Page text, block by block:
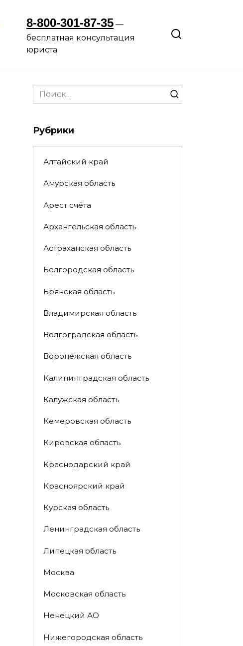
8-800-301-87-35 —
бесплатная консультация
юриста
Search
for:
Рубрики
Алтайский край
Амурская область
Арест счёта
Архангельская область
Астраханская область
Белгородская область
Брянская область
Владимирская область
Волгоградская область
Воронежская область
Калининградская область
Калужская область
Кемеровская область
Кировская область
Краснодарский край
Красноярский край
Курская область
Ленинградская область
Липецкая область
Москва
Московская область
Ненецкий АО
Нижегородская область